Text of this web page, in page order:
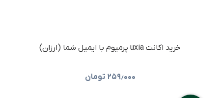
خرید اکانت uxia پرمیوم با ایمیل شما (ارزان)
۲۵۹٫۰۰۰ تومان